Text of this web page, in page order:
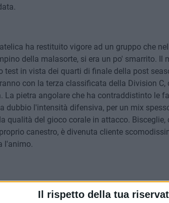
Il rispetto della tua
ha restituito vigore ad un gruppo che
della malasorte, si era un po' smarrito. Il
test in vista dei quarti di finale della post
con la terza classificata della Division C,
La pietra angolare che ha contraddistinto le
dubbio l'intensità difensiva, per un mix
qualità del gioco corale in attacco.
canestro, è divenuta cliente
l'animo.
27 per caso: il collettivo allenato dall'esperto
fino in fondo. Giocatori del calibro dell'ala